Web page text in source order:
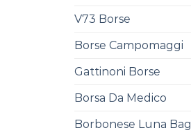
V73 Borse
Borse Campomaggi
Gattinoni Borse
Borsa Da Medico
Borbonese Luna Bag